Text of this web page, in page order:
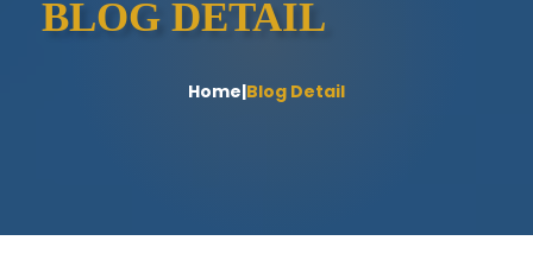
BLOG DETAIL
Home|Blog Detail